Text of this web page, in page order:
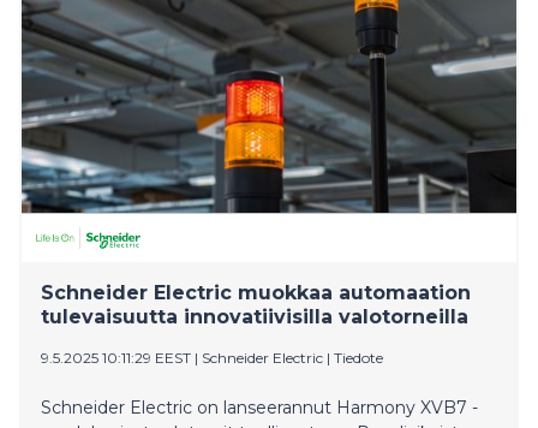
kaksinkertaistuu.
Schneider Electric muokkaa automaation
tulevaisuutta innovatiivisilla valotorneilla
9.5.2025 10:11:29 EEST | Schneider Electric | Tiedote
Schneider Electric on lanseerannut Harmony XVB7 -